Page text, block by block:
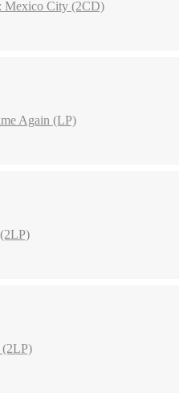
Mexico City (2CD)
Again (LP)
(2LP)